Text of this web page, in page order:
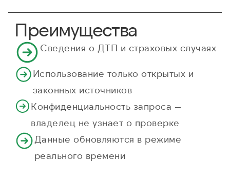
Преимущества
Сведения о ДТП и страховых случаях
Использование только открытых и
законных источников
Конфиденциальность запроса —
владелец не узнает о проверке
Данные обновляются в режиме
реального времени